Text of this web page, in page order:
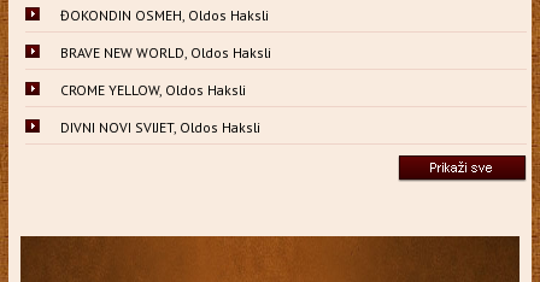
ĐOKONDIN OSMEH, Oldos Haksli
BRAVE NEW WORLD, Oldos Haksli
CROME YELLOW, Oldos Haksli
DIVNI NOVI SVIJET, Oldos Haksli